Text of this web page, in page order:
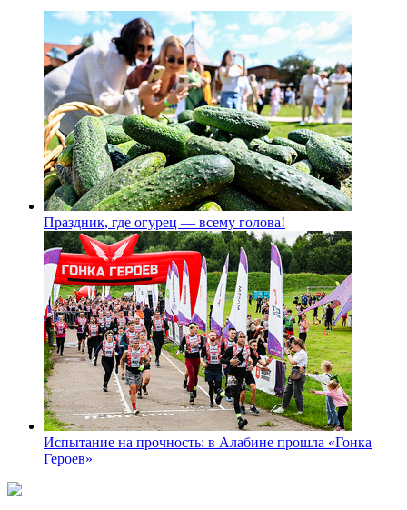
Праздник, где огурец — всему голова!
Испытание на прочность: в Алабине прошла «Гонка
Героев»